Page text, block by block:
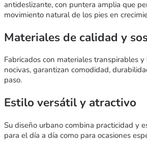
antideslizante, con puntera amplia que
movimiento natural de los pies en
Materiales de calidad y
Fabricados con materiales transpirables
nocivas, garantizan comodidad,
paso.
Estilo versátil y atractivo
Su diseño urbano combina practicidad y
para el día a día como para ocasiones